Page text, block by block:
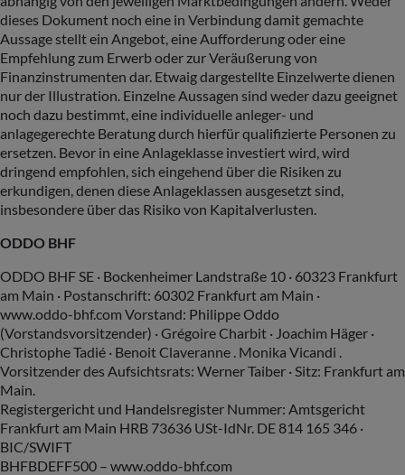
dieses Dokument noch eine in Verbindung damit gemachte
Aussage stellt ein Angebot, eine Aufforderung oder eine
Empfehlung zum Erwerb oder zur Veräußerung von
Finanzinstrumenten dar. Etwaig dargestellte Einzelwerte dienen
nur der Illustration. Einzelne Aussagen sind weder dazu geeignet
noch dazu bestimmt, eine individuelle anleger- und
anlagegerechte Beratung durch hierfür qualifizierte Personen zu
ersetzen. Bevor in eine Anlageklasse investiert wird, wird
dringend empfohlen, sich eingehend über die Risiken zu
erkundigen, denen diese Anlageklassen ausgesetzt sind,
insbesondere über das Risiko von Kapitalverlusten.
ODDO BHF
ODDO BHF SE · Bockenheimer Landstraße 10 · 60323 Frankfurt
am Main · Postanschrift: 60302 Frankfurt am Main ·
www.oddo-bhf.com Vorstand: Philippe Oddo
(Vorstandsvorsitzender) · Grégoire Charbit · Joachim Häger ·
Christophe Tadié · Benoit Claveranne . Monika Vicandi .
Vorsitzender des Aufsichtsrats: Werner Taiber · Sitz: Frankfurt am
Main.
Registergericht und Handelsregister Nummer: Amtsgericht
Frankfurt am Main HRB 73636 USt-IdNr. DE 814 165 346 ·
BIC/SWIFT
BHFBDEFF500 – www.oddo-bhf.com